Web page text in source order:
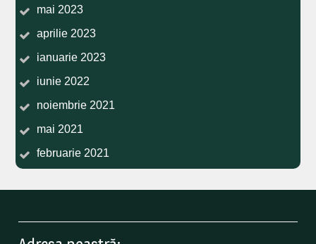
mai 2023
aprilie 2023
ianuarie 2023
iunie 2022
noiembrie 2021
mai 2021
februarie 2021